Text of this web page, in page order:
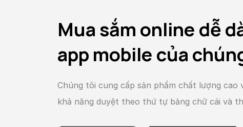
Mua sắm online dễ
app mobile của
Chúng tôi cung cấp sản phẩm chất lượng cao
khả năng duyệt theo thứ tự bảng chữ cái và